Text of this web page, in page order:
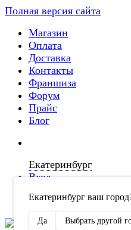
Полная версия сайта
Магазин
Оплата
Доставка
Контакты
Франшиза
Форум
Прайс
Блог
Екатеринбург
Екатеринбург ваш
Да Выбрать другой
Вход
Регистрация